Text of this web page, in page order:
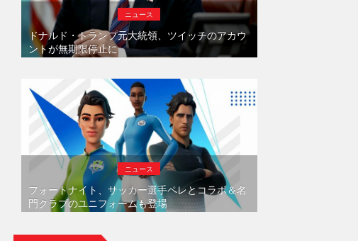
ニュース
ドナルド・トランプ元大統領、ツイッチのアカウ
ントが無期限停止に
ニュース
フォートナイト、サッカー選手ペレとコラボ＆名
門クラブのユニフォームも登場